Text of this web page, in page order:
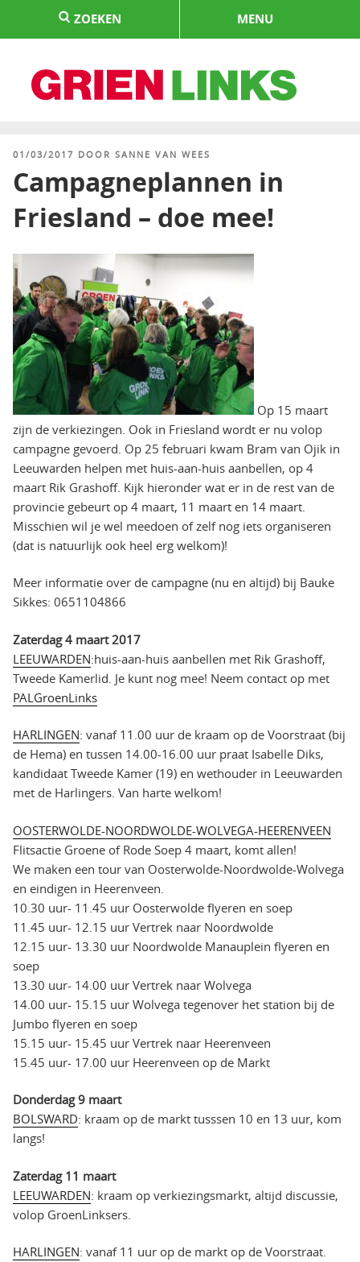
springen
ZOEKEN MENU
GEPLAATST
01/03/2017 DOOR SANNE VAN WEES
Campagneplannen in
Friesland – doe mee!
Op 15 maart
zijn de verkiezingen. Ook in Friesland wordt er nu volop
campagne gevoerd. Op 25 februari kwam Bram van Ojik in
Leeuwarden helpen met huis-aan-huis aanbellen, op 4
maart Rik Grashoff. Kijk hieronder wat er in de rest van de
provincie gebeurt op 4 maart, 11 maart en 14 maart.
Misschien wil je wel meedoen of zelf nog iets organiseren
(dat is natuurlijk ook heel erg welkom)!
Meer informatie over de campagne (nu en altijd) bij Bauke
Sikkes: 0651104866
Zaterdag 4 maart 2017
LEEUWARDEN:huis-aan-huis aanbellen met Rik Grashoff,
Tweede Kamerlid. Je kunt nog mee! Neem contact op met
PALGroenLinks
HARLINGEN: vanaf 11.00 uur de kraam op de Voorstraat (bij
de Hema) en tussen 14.00-16.00 uur praat Isabelle Diks,
kandidaat Tweede Kamer (19) en wethouder in Leeuwarden
met de Harlingers. Van harte welkom!
OOSTERWOLDE-NOORDWOLDE-WOLVEGA-HEERENVEEN
Flitsactie Groene of Rode Soep 4 maart, komt allen!
We maken een tour van Oosterwolde-Noordwolde-Wolvega
en eindigen in Heerenveen.
10.30 uur- 11.45 uur Oosterwolde flyeren en soep
11.45 uur- 12.15 uur Vertrek naar Noordwolde
12.15 uur- 13.30 uur Noordwolde Manauplein flyeren en
soep
13.30 uur- 14.00 uur Vertrek naar Wolvega
14.00 uur- 15.15 uur Wolvega tegenover het station bij de
Jumbo flyeren en soep
15.15 uur- 15.45 uur Vertrek naar Heerenveen
15.45 uur- 17.00 uur Heerenveen op de Markt
Donderdag 9 maart
BOLSWARD: kraam op de markt tusssen 10 en 13 uur, kom
langs!
Zaterdag 11 maart
LEEUWARDEN: kraam op verkiezingsmarkt, altijd discussie,
volop GroenLinksers.
HARLINGEN: vanaf 11 uur op de markt op de Voorstraat.